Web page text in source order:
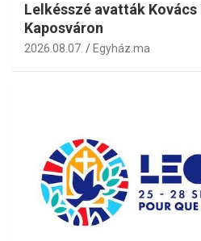
Lelkésszé avatták
Kaposváron
2026.08.07. Egyház.ma